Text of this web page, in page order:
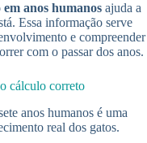
anos humanos ajuda a
Essa informação serve
e compreender
com o passar dos anos.
cálculo correto
anos humanos é uma
real dos gatos.